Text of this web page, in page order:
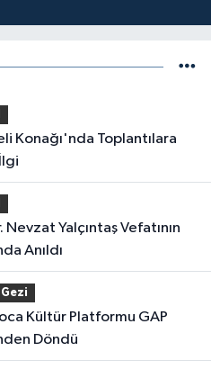
Konağı'nda Toplantılara
Nevzat Yalçıntaş Vefatının
Anıldı
Kültür Platformu GAP
Döndü